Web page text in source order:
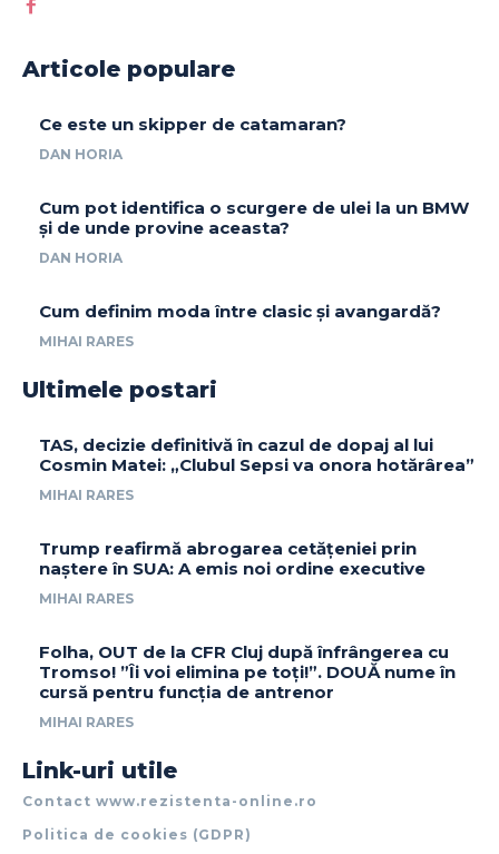
Articole populare
Ce este un skipper de catamaran?
DAN HORIA
Cum pot identifica o scurgere de ulei la un BMW
și de unde provine aceasta?
DAN HORIA
Cum definim moda între clasic și avangardă?
MIHAI RARES
Ultimele postari
TAS, decizie definitivă în cazul de dopaj al lui
Cosmin Matei: „Clubul Sepsi va onora hotărârea”
MIHAI RARES
Trump reafirmă abrogarea cetățeniei prin
naștere în SUA: A emis noi ordine executive
MIHAI RARES
Folha, OUT de la CFR Cluj după înfrângerea cu
Tromso! ”Îi voi elimina pe toți!”. DOUĂ nume în
cursă pentru funcția de antrenor
MIHAI RARES
Link-uri utile
Contact www.rezistenta-online.ro
Politica de cookies (GDPR)